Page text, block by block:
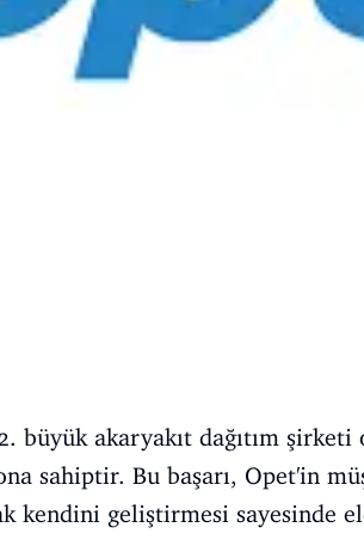
akaryakıt dağıtım şirketi
sahiptir. Bu başarı, Opet'in
kendini geliştirmesi sayesinde